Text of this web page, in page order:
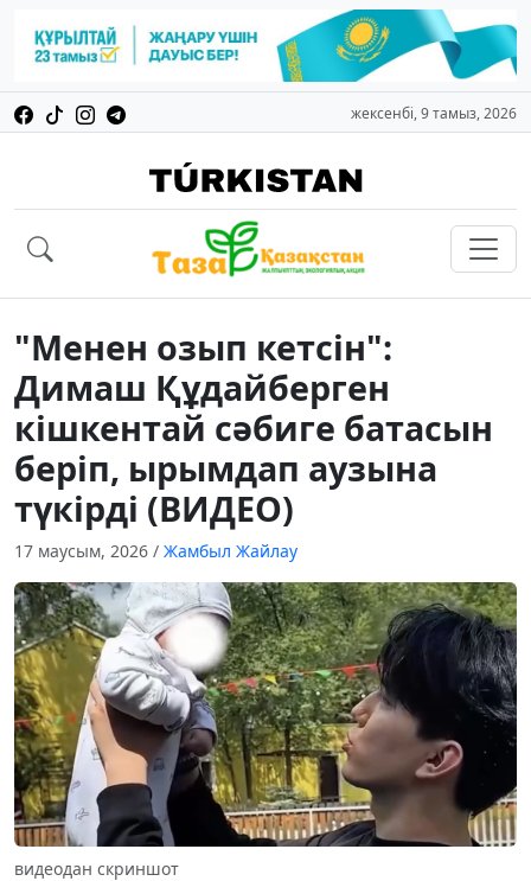
жексенбі, 9 тамыз, 2026
"Менен озып кетсін":
Димаш Құдайберген
кішкентай сәбиге батасын
беріп, ырымдап аузына
түкірді (ВИДЕО)
17 маусым, 2026 / Жамбыл Жайлау
видеодан скриншот